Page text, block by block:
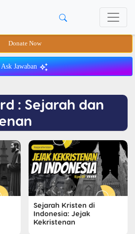
Donate Now
Ask Jawaban
: Sejarah dan
Sejarah Kristen di
Indonesia: Jejak
Kekristenan